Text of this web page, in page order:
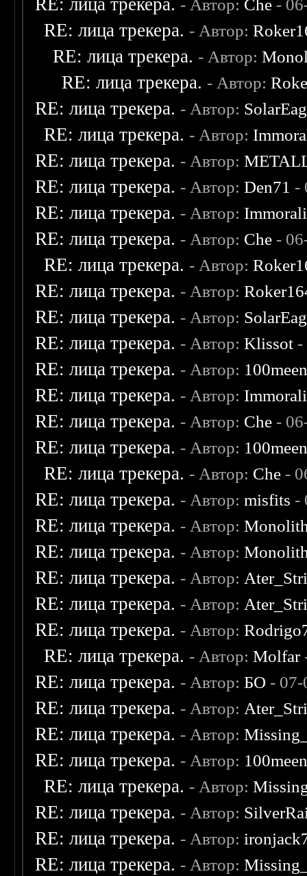
RE: лица трекера. - Автор: Che -
RE: лица трекера. - Автор:
RE: лица трекера. - Автор:
RE: лица трекера. - Автор:
RE: лица трекера. - Автор:
RE: лица трекера. - Автор:
RE: лица трекера. - Автор:
RE: лица трекера. - Автор:Den71 -
RE: лица трекера. - Автор:
RE: лица трекера. - Автор: Che -
RE: лица трекера. - Автор:
RE: лица трекера. - Автор:
RE: лица трекера. - Автор:
RE: лица трекера. - Автор:Klissot -
RE: лица трекера. - Автор:
RE: лица трекера. - Автор:
RE: лица трекера. - Автор: Che -
RE: лица трекера. - Автор:
RE: лица трекера. - Автор: Che -
RE: лица трекера. - Автор:misfits -
RE: лица трекера. - Автор:
RE: лица трекера. - Автор:
RE: лица трекера. - Автор:
RE: лица трекера. - Автор:
RE: лица трекера. - Автор:
RE: лица трекера. - Автор:Molfar
RE: лица трекера. - Автор: БО -
RE: лица трекера. - Автор:
RE: лица трекера. - Автор:
RE: лица трекера. - Автор:
RE: лица трекера. - Автор:
RE: лица трекера. - Автор:
RE: лица трекера. - Автор:
RE: лица трекера. - Автор: